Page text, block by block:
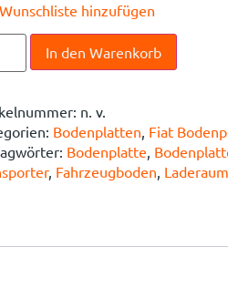
hinzufügen
In den Warenkorb
n. v.
Bodenplatten, Fiat
Bodenplatte,
, Fahrzeugboden,